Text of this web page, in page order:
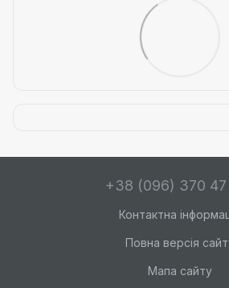
+38 (096) 370 47
Контактна
Повна версія
Мапа сайту